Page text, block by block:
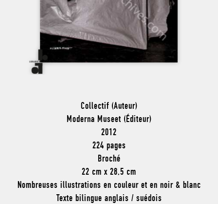
Collectif (Auteur)
Moderna Museet (Éditeur)
2012
224 pages
Broché
22 cm x 28,5 cm
Nombreuses illustrations en couleur et en noir & blanc
Texte bilingue anglais / suédois